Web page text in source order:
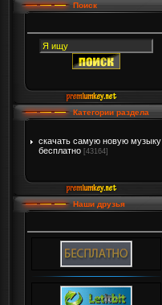
Поиск
Категории раздела
скачать самую новую музыку
бесплатно [43164]
Наши друзья